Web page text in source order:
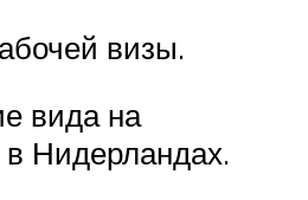
визы.
вида на
Нидерландах.